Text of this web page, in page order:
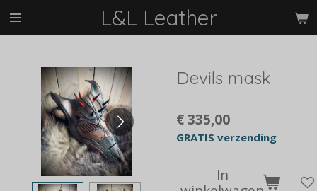
Ga
hoofdinhoud
L&L Leather
Devils mask
€ 335,00
GRATIS verzending
In